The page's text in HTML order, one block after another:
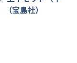
宝島社）